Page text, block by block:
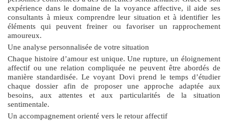
expérience dans le domaine de la voyance affective, il aide ses
consultants à mieux comprendre leur situation et à identifier les
éléments qui peuvent freiner ou favoriser un rapprochement
amoureux.
Une analyse personnalisée de votre situation
Chaque histoire d’amour est unique. Une rupture, un éloignement
affectif ou une relation compliquée ne peuvent être abordés de
manière standardisée. Le voyant Dovi prend le temps d’étudier
chaque dossier afin de proposer une approche adaptée aux
besoins, aux attentes et aux particularités de la situation
sentimentale.
Un accompagnement orienté vers le retour affectif